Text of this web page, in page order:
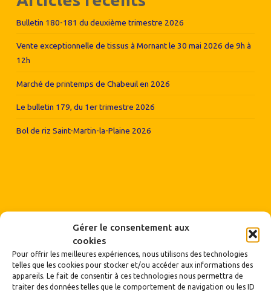
Gérer le consentement aux
cookies
Pour offrir les meilleures expériences, nous utilisons des technologies
telles que les cookies pour stocker et/ou accéder aux informations des
appareils. Le fait de consentir à ces technologies nous permettra de
traiter des données telles que le comportement de navigation ou les ID
Bulletin 180-181 du deuxième trimestre 2026
Vente exceptionnelle de tissus à Mornant le 30 mai 2026 de 9h à
12h
Marché de printemps de Chabeuil en 2026
Le bulletin 179, du 1er trimestre 2026
Bol de riz Saint-Martin-la-Plaine 2026